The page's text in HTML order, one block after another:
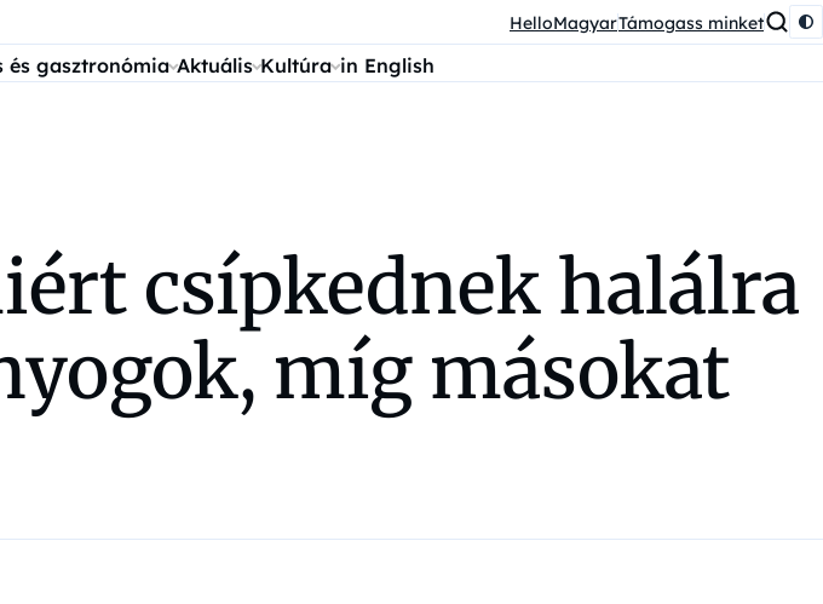
HelloMagyarTámogass minket
és gasztronómia Aktuális Kultúra in English
csípkednek halálra
míg másokat